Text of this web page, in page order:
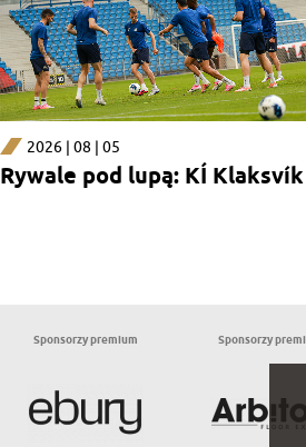
2026 | 08 | 05
Rywale pod lupą: KÍ Klaksvík
Sponsorzy premium Sponsorzy